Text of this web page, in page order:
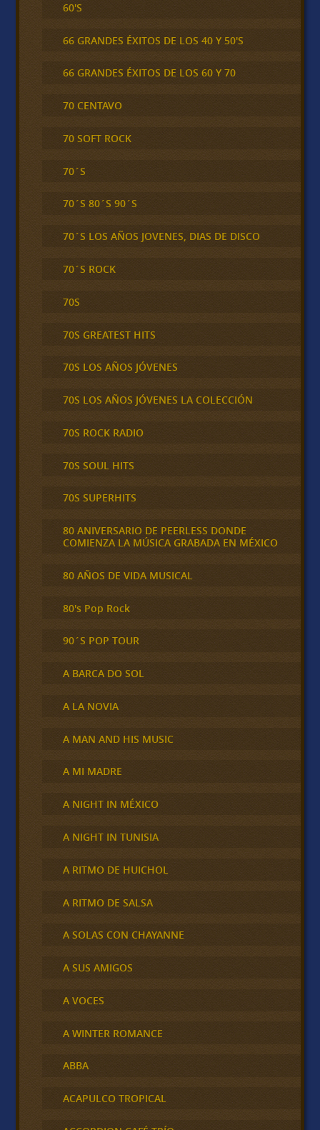
60'S
66 GRANDES ÉXITOS DE LOS 40 Y 50'S
66 GRANDES ÉXITOS DE LOS 60 Y 70
70 CENTAVO
70 SOFT ROCK
70´S
70´S 80´S 90´S
70´S LOS AÑOS JOVENES, DIAS DE DISCO
70´S ROCK
70S
70S GREATEST HITS
70S LOS AÑOS JÓVENES
70S LOS AÑOS JÓVENES LA COLECCIÓN
70S ROCK RADIO
70S SOUL HITS
70S SUPERHITS
80 ANIVERSARIO DE PEERLESS DONDE
COMIENZA LA MÚSICA GRABADA EN MÉXICO
80 AÑOS DE VIDA MUSICAL
80's Pop Rock
90´S POP TOUR
A BARCA DO SOL
A LA NOVIA
A MAN AND HIS MUSIC
A MI MADRE
A NIGHT IN MÉXICO
A NIGHT IN TUNISIA
A RITMO DE HUICHOL
A RITMO DE SALSA
A SOLAS CON CHAYANNE
A SUS AMIGOS
A VOCES
A WINTER ROMANCE
ABBA
ACAPULCO TROPICAL